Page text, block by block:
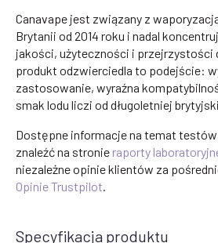
Canavape jest związany z
Brytanii od 2014 roku i nadal
jakości, użyteczności i przejrzystości
produkt odzwierciedla to podejście:
zastosowanie, wyraźna
smak lodu liczi od długoletniej
Dostępne informacje na temat
znaleźć na stronie raporty
niezależne opinie klientów za
Opinie Trustpilot
Specyfikacja produktu